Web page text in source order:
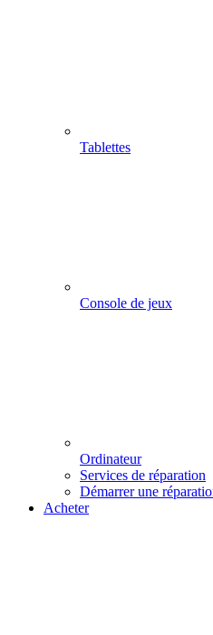
Tablettes
Console de jeux
Ordinateur
Services de réparation
Démarrer une
Acheter